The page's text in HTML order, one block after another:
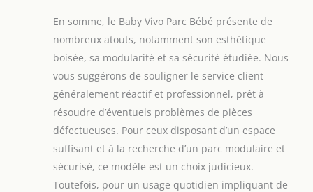
En somme, le Baby Vivo Parc Bébé présente de
nombreux atouts, notamment son esthétique
boisée, sa modularité et sa sécurité étudiée. Nous
vous suggérons de souligner le service client
généralement réactif et professionnel, prêt à
résoudre d’éventuels problèmes de pièces
défectueuses. Pour ceux disposant d’un espace
suffisant et à la recherche d’un parc modulaire et
sécurisé, ce modèle est un choix judicieux.
Toutefois, pour un usage quotidien impliquant de